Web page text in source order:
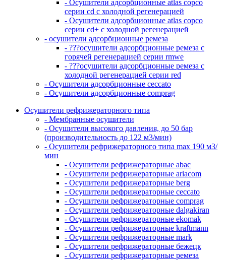
- Осушители адсорбционные atlas copco
серии cd с холодной регенерацией
- Осушители адсорбционные atlas copco
серии cd+ с холодной регенерацией
- осушители адсорбционные ремеза
- ???осушители адсорбционные ремеза с
горячей регенерацией серии rmwe
- ???осушители адсорбционные ремеза с
холодной регенерацией серии red
- Осушители адсорбционные ceccato
- Осушители адсорбционные comprag
Осушители рефрижераторного типа
- Мембранные осушители
- Осушители высокого давления, до 50 бар
(производительность до 122 м3/мин)
- Осушители рефрижераторного типа max 190 м3/
мин
- Осушители рефрижераторные abac
- Осушители рефрижераторные ariacom
- Осушители рефрижераторные berg
- Осушители рефрижераторные ceccato
- Осушители рефрижераторные comprag
- Осушители рефрижераторные dalgakiran
- Осушители рефрижераторные ekomak
- Осушители рефрижераторные kraftmann
- Осушители рефрижераторные mark
- Осушители рефрижераторные бежецк
- Осушители рефрижераторные ремеза